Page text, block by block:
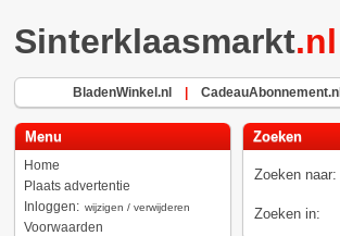
Sinterklaasmarkt.nl
BladenWinkel.nl CadeauAbonnement.nl
Menu
Home
Plaats advertentie
Inloggen: wijzigen / verwijderen
Voorwaarden
Zoeken
Zoeken naar:
Zoeken in: